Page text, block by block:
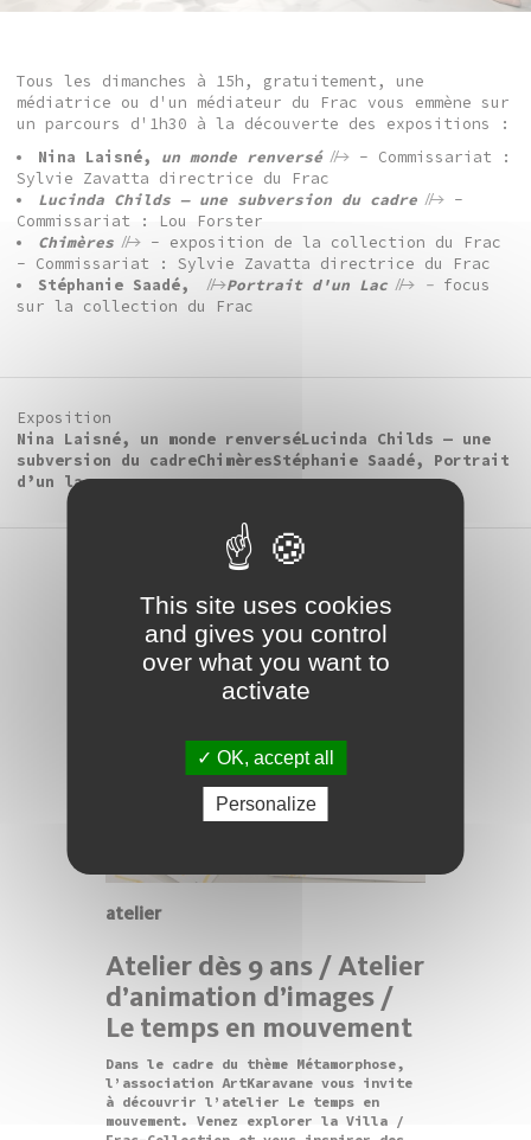
Tous les dimanches à 15h, gratuitement, une
médiatrice ou d'un médiateur du Frac vous emmène sur
un parcours d'1h30 à la découverte des expositions :
Nina Laisné, un monde renversé
- Commissariat :
Sylvie Zavatta directrice du Frac
Lucinda Childs — une subversion du cadre
-
Commissariat : Lou Forster
Chimères
- exposition de la collection du Frac
- Commissariat : Sylvie Zavatta directrice du Frac
Stéphanie Saadé,
Portrait d'un Lac - focus
sur la collection du Frac
Exposition
Nina Laisné, un monde renverséLucinda Childs — une
subversion du cadreChimèresStéphanie Saadé, Portrait
d’un lac
atelier
Atelier dès 9 ans / Atelier
d’animation d’images /
Le temps en mouvement
Dans le cadre du thème Métamorphose,
l’association ArtKaravane vous invite
à découvrir l’atelier Le temps en
mouvement. Venez explorer la Villa /
This site uses cookies
and gives you control
over what you want to
activate
OK, accept all
Personalize